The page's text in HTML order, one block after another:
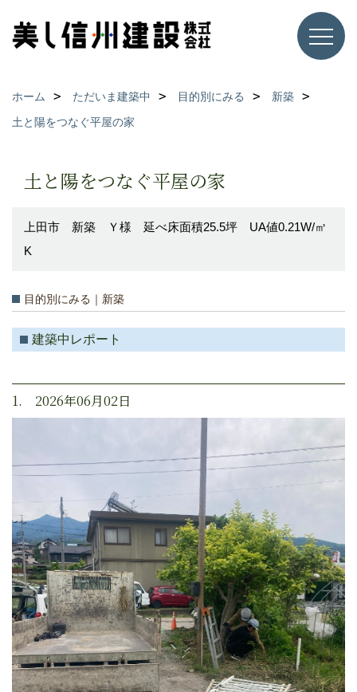
ホーム ただいま建築中 目的別にみる
新築
土と陽をつなぐ平屋の家
土と陽をつなぐ平屋の家
上田市 新築 Ｙ様 延べ床面積25.5坪 UA値0.21W/㎥
K
目的別にみる｜新築
建築中レポート
1. 2026年06月02日